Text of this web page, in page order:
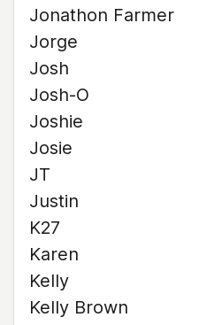
Jonathon Farmer
Jorge
Josh
Josh-O
Joshie
Josie
JT
Justin
K27
Karen
Kelly
Kelly Brown